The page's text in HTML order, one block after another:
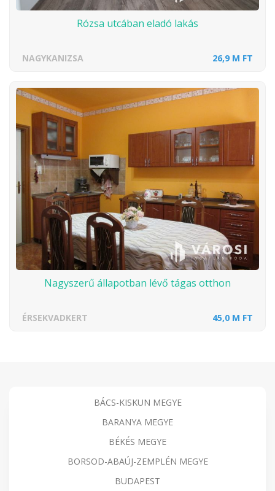
Rózsa utcában eladó lakás
NAGYKANIZSA 26,9 M FT
Nagyszerű állapotban lévő tágas otthon
ÉRSEKVADKERT 45,0 M FT
BÁCS-KISKUN MEGYE
BARANYA MEGYE
BÉKÉS MEGYE
BORSOD-ABAÚJ-ZEMPLÉN MEGYE
BUDAPEST